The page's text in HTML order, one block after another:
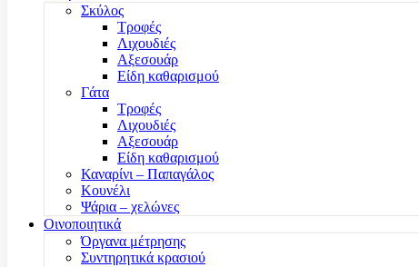
Σκύλος
Τροφές
Λιχουδιές
Αξεσουάρ
Είδη καθαρισμού
Γάτα
Τροφές
Λιχουδιές
Αξεσουάρ
Είδη καθαρισμού
Καναρίνι – Παπαγάλος
Κουνέλι
Ψάρια – χελώνες
Οινοποιητικά
Όργανα μέτρησης
Συντηρητικά κρασιού